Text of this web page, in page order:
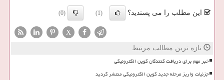
این مطلب را می پسندید؟ (1)
(0)
X
تازه ترین مطالب مرتبط
خبر مهم برای دریافت کنندگان کوپن الکترونیکی
جزئیات واریز مرحله جدید کوپن الکترونیکی منتشر گردید